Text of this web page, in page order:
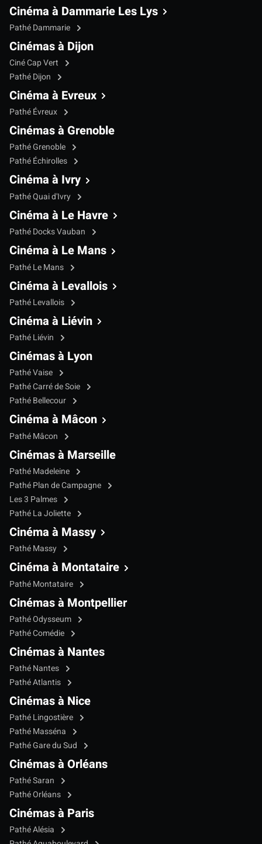
Cinéma à Dammarie Les Lys
Pathé Dammarie
Cinémas à Dijon
Ciné Cap Vert
Pathé Dijon
Cinéma à Evreux
Pathé Évreux
Cinémas à Grenoble
Pathé Grenoble
Pathé Échirolles
Cinéma à Ivry
Pathé Quai d'Ivry
Cinéma à Le Havre
Pathé Docks Vauban
Cinéma à Le Mans
Pathé Le Mans
Cinéma à Levallois
Pathé Levallois
Cinéma à Liévin
Pathé Liévin
Cinémas à Lyon
Pathé Vaise
Pathé Carré de Soie
Pathé Bellecour
Cinéma à Mâcon
Pathé Mâcon
Cinémas à Marseille
Pathé Madeleine
Pathé Plan de Campagne
Les 3 Palmes
Pathé La Joliette
Cinéma à Massy
Pathé Massy
Cinéma à Montataire
Pathé Montataire
Cinémas à Montpellier
Pathé Odysseum
Pathé Comédie
Cinémas à Nantes
Pathé Nantes
Pathé Atlantis
Cinémas à Nice
Pathé Lingostière
Pathé Masséna
Pathé Gare du Sud
Cinémas à Orléans
Pathé Saran
Pathé Orléans
Cinémas à Paris
Pathé Alésia